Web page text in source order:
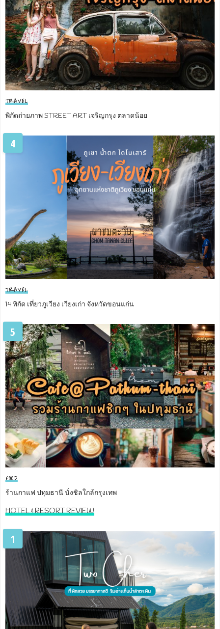
TRAVEL
พิกัดถ่ายภาพ STREET ART เจริญกรุง ตลาดน้อย
4
TRAVEL
14 พิกัด เที่ยวภูเวียง เวียงเก่า จังหวัดขอนแก่น
5
FOOD
ร้านกาแฟ ปทุมธานี นั่งชิลใกล้กรุงเทพ
HOTEL & RESORT REVIEW
1